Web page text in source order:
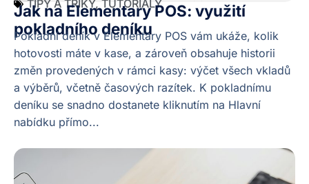
TIPY A TRIKY, TUTORIALY
Jak na Elementary POS: využití
pokladního deníku
Pokladní deník v Elementary POS vám ukáže, kolik
hotovosti máte v kase, a zároveň obsahuje historii
změn provedených v rámci kasy: výčet všech vkladů
a výběrů, včetně časových razítek. K pokladnímu
deníku se snadno dostanete kliknutím na Hlavní
nabídku přímo...